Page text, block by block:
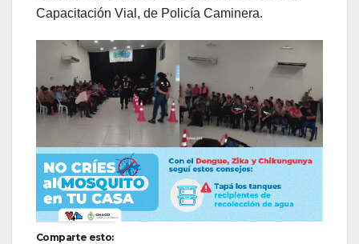
Capacitación Vial, de Policía Caminera.
Comparte esto: